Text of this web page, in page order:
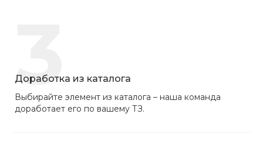
3
Доработка из каталога
Выбирайте элемент из каталога – наша команда
доработает его по вашему ТЗ.